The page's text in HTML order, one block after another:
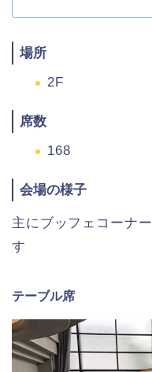
場所
2F
席数
168
会場の様子
主にブッフェコーナ
す
テーブル席